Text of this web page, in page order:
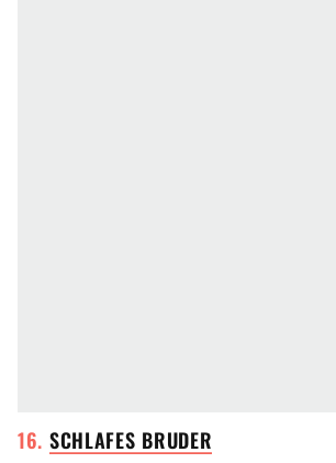
SCHLAFES BRUDER